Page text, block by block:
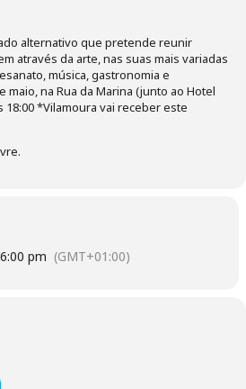
alternativo que pretende reunir
através da arte, nas suas mais variadas
música, gastronomia e
maio, na Rua da Marina (junto ao Hotel
18:00 *Vilamoura vai receber este
6:00 pm (GMT+01:00)